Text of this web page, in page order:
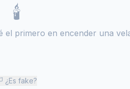
🕯️
el primero en encender una
¿Es fake?